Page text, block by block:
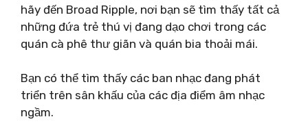
hãy đến Broad Ripple, nơi bạn sẽ tìm thấy tất cả
những đứa trẻ thú vị đang dạo chơi trong các
quán cà phê thư giãn và quán bia thoải mái.
Bạn có thể tìm thấy các ban nhạc đang phát
triển trên sân khấu của các địa điểm âm nhạc
ngầm.